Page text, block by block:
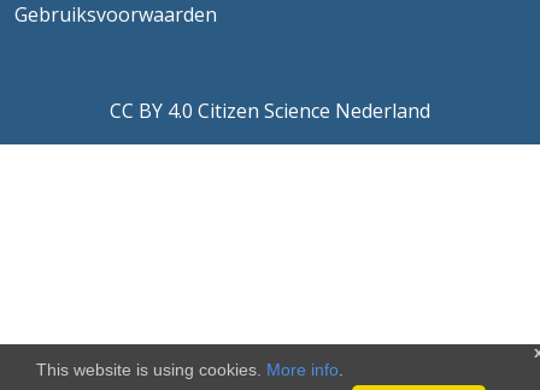
This website is using cookies. More info
Gebruiksvoorwaarden
CC BY 4.0 Citizen Science Nederland